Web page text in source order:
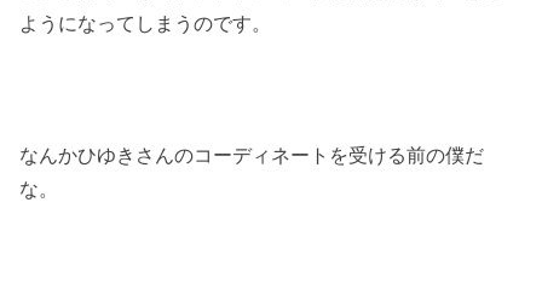
ようになってしまうのです。
なんかひゆきさんのコーディネートを受ける前の僕だ
な。